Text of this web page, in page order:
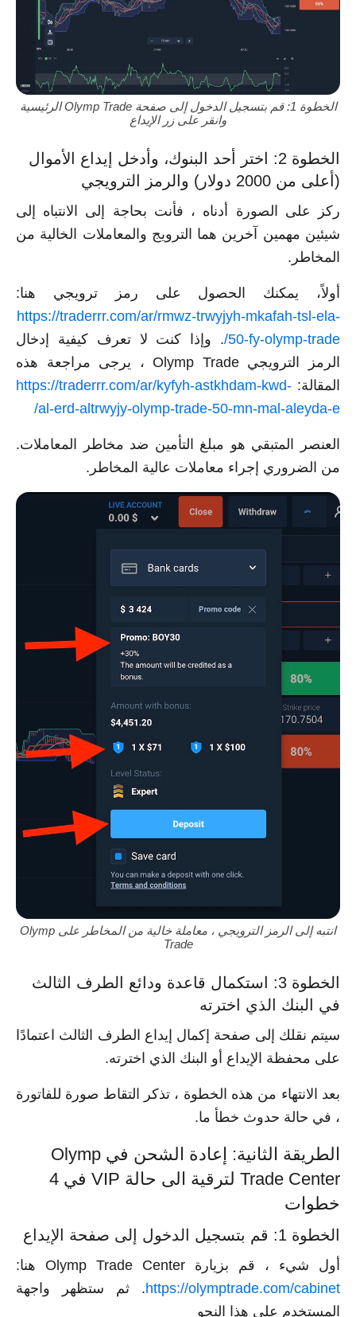
الخطوة 1: قم بتسجيل الدخول إلى صفحة Olymp Trade الرئيسية
وانقر على زر الإيداع
الخطوة 2: اختر أحد البنوك، وأدخل إيداع الأموال
(أعلى من 2000 دولار) والرمز الترويجي
ركز على الصورة أدناه ، فأنت بحاجة إلى الانتباه إلى
شيئين مهمين آخرين هما الترويج والمعاملات الخالية من
المخاطر.
أولاً، يمكنك الحصول على رمز ترويجي هنا:
https://traderrr.com/ar/rmwz-trwyjyh-mkafah-tsl-ela-
50-fy-olymp-trade/ . وإذا كنت لا تعرف كيفية إدخال
الرمز الترويجي Olymp Trade ، يرجى مراجعة هذه
المقالة: https://traderrr.com/ar/kyfyh-astkhdam-kwd-
al-erd-altrwyjy-olymp-trade-50-mn-mal-aleyda-e/
العنصر المتبقي هو مبلغ التأمين ضد مخاطر المعاملات.
من الضروري إجراء معاملات عالية المخاطر.
انتبه إلى الرمز الترويجي ، معاملة خالية من المخاطر على Olymp
Trade
الخطوة 3: استكمال قاعدة ودائع الطرف الثالث
في البنك الذي اخترته
سيتم نقلك إلى صفحة إكمال إيداع الطرف الثالث اعتمادًا
على محفظة الإيداع أو البنك الذي اخترته.
بعد الانتهاء من هذه الخطوة ، تذكر التقاط صورة للفاتورة
، في حالة حدوث خطأ ما.
الطريقة الثانية: إعادة الشحن في Olymp
Trade Center لترقية الى حالة VIP في 4
خطوات
الخطوة 1: قم بتسجيل الدخول إلى صفحة الإيداع
أول شيء ، قم بزيارة Olymp Trade Center هنا:
https://olymptrade.com/cabinet. ثم ستظهر واجهة
المستخدم على هذا النحو